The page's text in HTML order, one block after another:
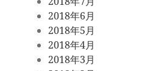
2018年6月
2018年5月
2018年4月
2018年3月